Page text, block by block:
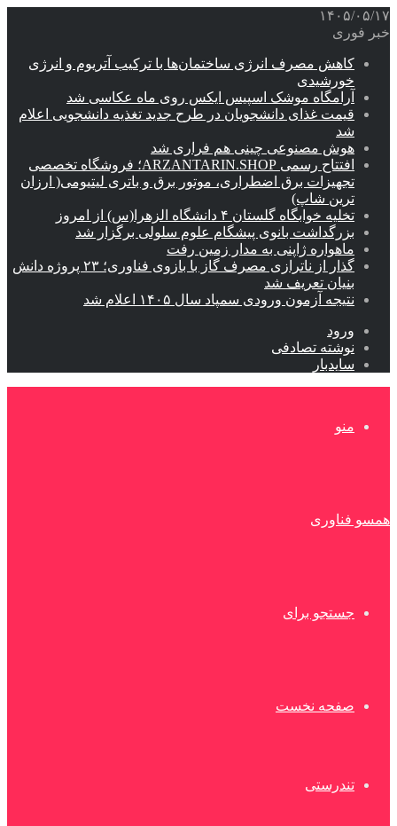
۱۴۰۵/۰۵/۱۷
خبر فوری
کاهش مصرف انرژی ساختمان‌ها با ترکیب آتریوم و انرژی
خورشیدی
آرامگاه موشک اسپیس ایکس روی ماه عکاسی شد
قیمت غذای دانشجویان در طرح جدید تغذیه دانشجویی اعلام
شد
هوش مصنوعی چینی هم فراری شد
افتتاح رسمی ARZANTARIN.SHOP؛ فروشگاه تخصصی
تجهیزات برق اضطراری، موتور برق و باتری لیتیومی( ارزان
ترین شاپ)
تخلیه خوابگاه گلستان ۴ دانشگاه الزهرا(س) از امروز
بزرگداشت بانوی پیشگام علوم سلولی برگزار شد
ماهواره ژاپنی به مدار زمین رفت
گذار از ناترازی مصرف گاز با بازوی فناوری؛ ۲۳ پروژه دانش
بنیان تعریف شد
نتیجه آزمون ورودی سمپاد سال ۱۴۰۵ اعلام شد
ورود
نوشته تصادفی
سایدبار
منو
همسو فناوری
جستجو برای
صفحه نخست
تندرستی